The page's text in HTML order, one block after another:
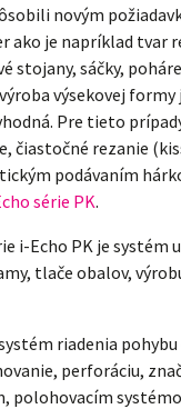
novým
ako je napríklad tvar
stojany, sáčky,
výsekovej
Pre tieto
čiastočné rezanie
podávaním
série PK.
i-Echo PK je systém
tlače obalov,
riadenia pohybu
perforáciu,